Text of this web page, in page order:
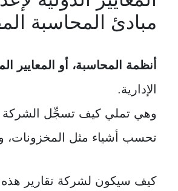
مبادئ المحاسبة
أنظمة المحاسبة، أو المعايير
الإدارية.
وهي تملي كيف تسجِّل الشركة
تحسب أشياء مثل المخزونات،
كيف سيكون لشركة تقارير هذه